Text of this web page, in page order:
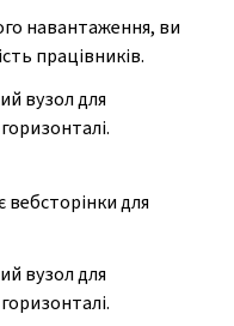
навантаження, ви
працівників.
вузол для
вебсторінки для
вузол для